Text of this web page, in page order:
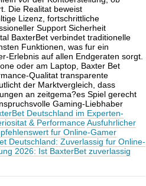
Die Realitat beweist
Lizenz, fortschrittliche
Support Sicherheit
BaxterBet verbindet traditionelle
Funktionen, was fur ein
Erlebnis auf allen Endgeraten sorgt.
oder am Laptop, Baxter Bet
Qualitat transparente
der Marktvergleich, dass
an zeitgema?es Spiel gerecht
Gaming-Liebhaber
Deutschland im Experten-
& PerformanceAusfuhrlicher
fur Online-Gamer
Deutschland: Zuverlassig fur Online-
2026: Ist BaxterBet zuverlassig